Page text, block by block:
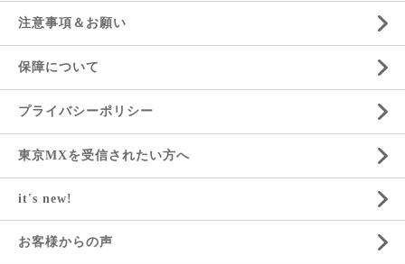
注意事項＆お願い
保障について
プライバシーポリシー
東京MXを受信されたい方へ
it's new!
お客様からの声